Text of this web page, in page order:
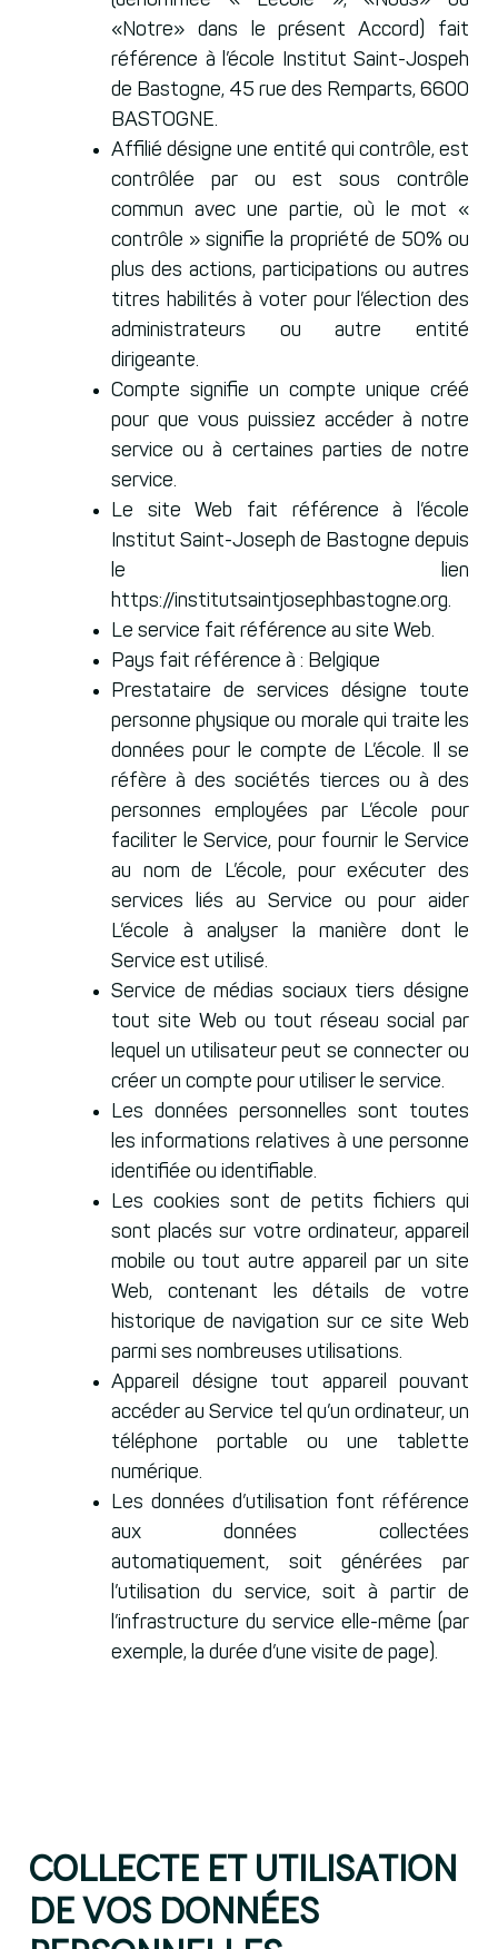
«Notre» dans le présent Accord) fait
référence à l’école Institut Saint-Jospeh
de Bastogne, 45 rue des Remparts, 6600
BASTOGNE.
Affilié désigne une entité qui contrôle, est
contrôlée par ou est sous contrôle
commun avec une partie, où le mot «
contrôle » signifie la propriété de 50% ou
plus des actions, participations ou autres
titres habilités à voter pour l’élection des
administrateurs ou autre entité
dirigeante.
Compte signifie un compte unique créé
pour que vous puissiez accéder à notre
service ou à certaines parties de notre
service.
Le site Web fait référence à l’école
Institut Saint-Joseph de Bastogne depuis
le lien
https://institutsaintjosephbastogne.org.
Le service fait référence au site Web.
Pays fait référence à : Belgique
Prestataire de services désigne toute
personne physique ou morale qui traite les
données pour le compte de L’école. Il se
réfère à des sociétés tierces ou à des
personnes employées par L’école pour
faciliter le Service, pour fournir le Service
au nom de L’école, pour exécuter des
services liés au Service ou pour aider
L’école à analyser la manière dont le
Service est utilisé.
Service de médias sociaux tiers désigne
tout site Web ou tout réseau social par
lequel un utilisateur peut se connecter ou
créer un compte pour utiliser le service.
Les données personnelles sont toutes
les informations relatives à une personne
identifiée ou identifiable.
Les cookies sont de petits fichiers qui
sont placés sur votre ordinateur, appareil
mobile ou tout autre appareil par un site
Web, contenant les détails de votre
historique de navigation sur ce site Web
parmi ses nombreuses utilisations.
Appareil désigne tout appareil pouvant
accéder au Service tel qu’un ordinateur, un
téléphone portable ou une tablette
numérique.
Les données d’utilisation font référence
aux données collectées
automatiquement, soit générées par
l’utilisation du service, soit à partir de
l’infrastructure du service elle-même (par
exemple, la durée d’une visite de page).
Collecte et utilisation
de vos données